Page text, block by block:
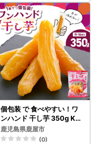
個包装 で 食べやすい！ワ
ンハンド 干し芋 350g KN
161-001-01 野菜 菓子 さ
つまいも
鹿児島県鹿屋市
(0)